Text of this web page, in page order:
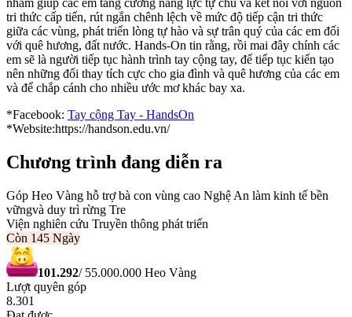
tri thức cấp tiến, rút ngắn chênh lệch về mức độ tiếp cận tri thức
giữa các vùng, phát triển lòng tự hào và sự trân quý của các em đối
với quê hương, đất nước. Hands-On tin rằng, rồi mai đây chính các
em sẽ là người tiếp tục hành trình tay cộng tay, để tiếp tục kiến tạo
nên những đổi thay tích cực cho gia đình và quê hương của các em
và để chắp cánh cho nhiều ước mơ khác bay xa.
*Facebook: Tay cộng Tay - HandsOn
*Website:https://handson.edu.vn/
Chương trình đang diễn ra
Góp Heo Vàng hỗ trợ bà con vùng cao Nghệ An làm kinh tế bền
vữngvà duy trì rừng Tre
Viện nghiên cứu Truyền thông phát triển
Còn 145 Ngày
101.292/ 55.000.000 Heo Vàng
Lượt quyên góp
8.301